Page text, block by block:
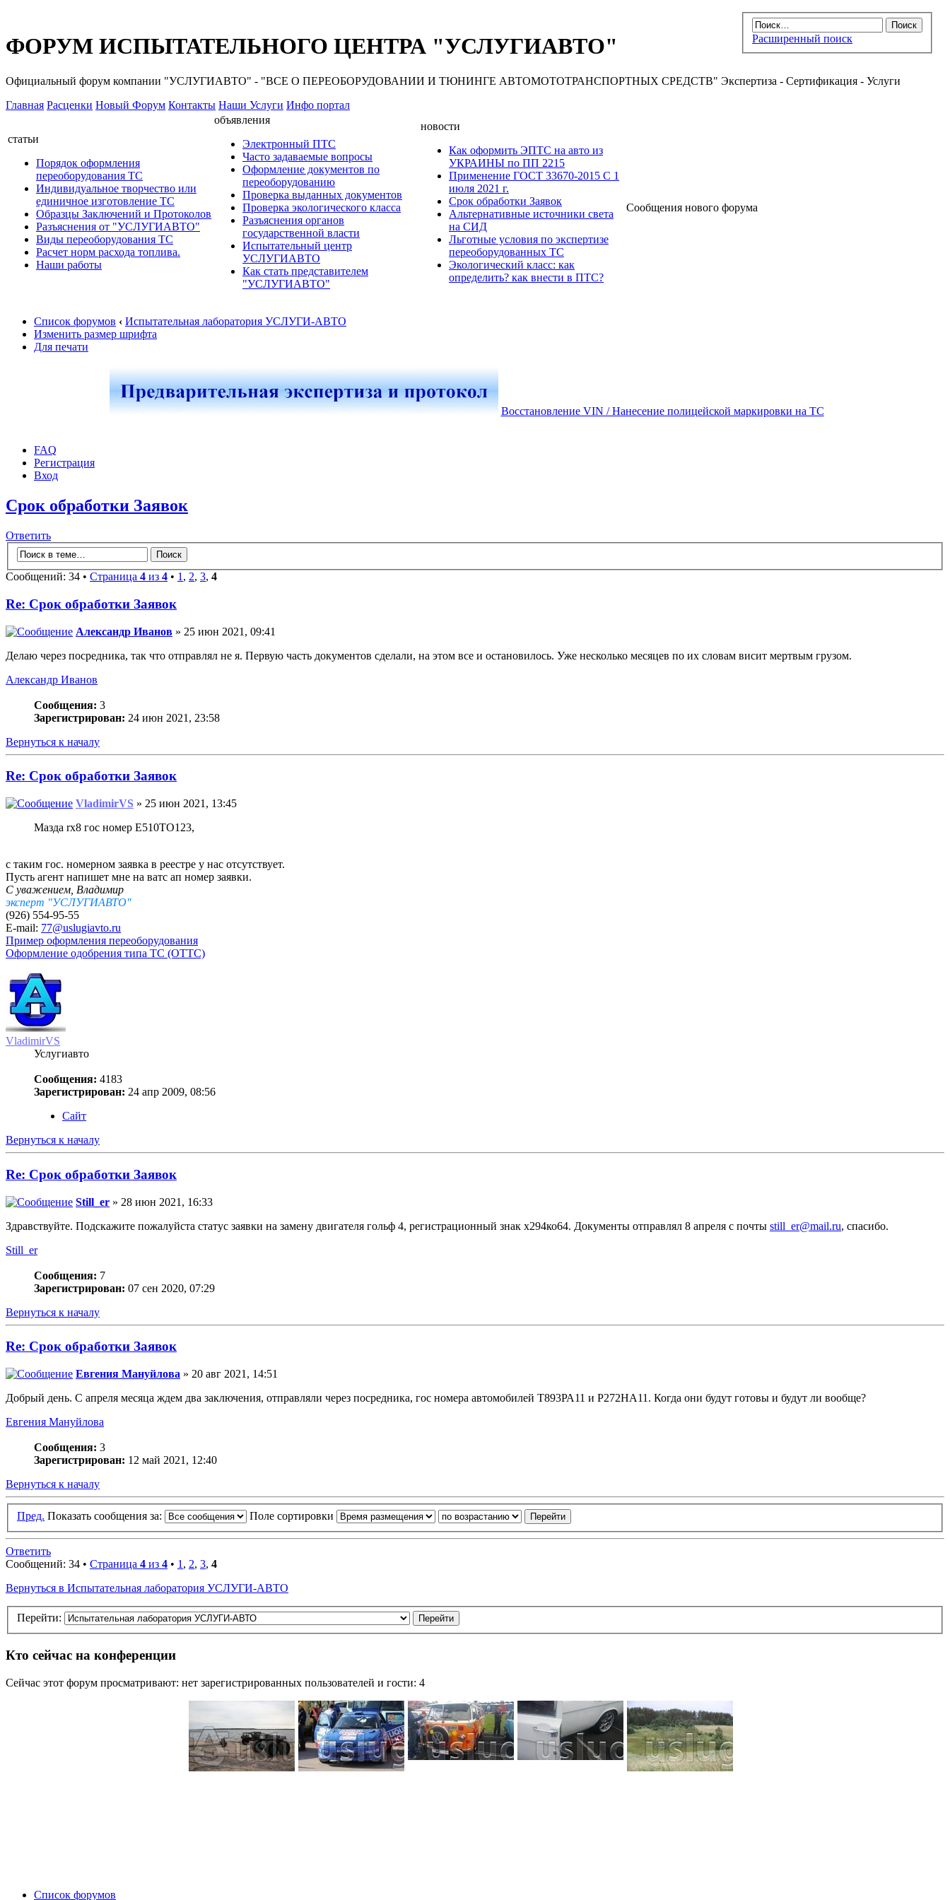
Расширенный поиск
ФОРУМ ИСПЫТАТЕЛЬНОГО ЦЕНТРА "УСЛУГИАВТО"
Официальный форум компании "УСЛУГИАВТО" - "ВСЕ О ПЕРЕОБОРУДОВАНИИ И ТЮНИНГЕ АВТОМОТОТРАНСПОРТНЫХ СРЕДСТВ" Экспертиза - Сертификация - Услуги
Главная Расценки Новый Форум Контакты Наши Услуги Инфо портал
статьи
Порядок оформления
переоборудования ТС
Индивидуальное творчество или
единичное изготовление ТС
Образцы Заключений и Протоколов
Разъяснения от "УСЛУГИАВТО"
Виды переоборудования ТС
Расчет норм расхода топлива.
Наши работы
объявления
Электронный ПТС
Часто задаваемые вопросы
Оформление документов по
переоборудованию
Проверка выданных документов
Проверка экологического класса
Разъяснения органов
государственной власти
Испытательный центр
УСЛУГИАВТО
Как стать представителем
"УСЛУГИАВТО"
новости
Как оформить ЭПТС на авто из
УКРАИНЫ по ПП 2215
Применение ГОСТ 33670-2015 С 1
июля 2021 г.
Срок обработки Заявок
Альтернативные источники света
на СИД
Льготные условия по экспертизе
переоборудованных ТС
Экологический класс: как
определить? как внести в ПТС?
Сообщения нового форума
Список форумов ‹ Испытательная лаборатория УСЛУГИ-АВТО
Изменить размер шрифта
Для печати
Восстановление VIN / Нанесение полицейской маркировки на ТС
FAQ
Регистрация
Вход
Срок обработки Заявок
Ответить
Сообщений: 34 • Страница 4 из 4 • 1 , 2, 3, 4
Re: Срок обработки Заявок
Александр Иванов » 25 июн 2021, 09:41
Делаю через посредника, так что отправлял не я. Первую часть документов сделали, на этом все и остановилось. Уже несколько месяцев по их словам висит мертвым грузом.
Александр Иванов
Сообщения: 3
Зарегистрирован: 24 июн 2021, 23:58
Вернуться к началу
Re: Срок обработки Заявок
VladimirVS » 25 июн 2021, 13:45
Мазда rx8 гос номер E510TO123,
с таким гос. номерном заявка в реестре у нас отсутствует.
Пусть агент напишет мне на ватс ап номер заявки.
С уважением, Владимир
эксперт "УСЛУГИАВТО"
(926) 554-95-55
E-mail: 77@uslugiavto.ru
Пример оформления переоборудования
Оформление одобрения типа ТС (ОТТС)
VladimirVS
Услугиавто
Сообщения: 4183
Зарегистрирован: 24 апр 2009, 08:56
Сайт
Вернуться к началу
Re: Срок обработки Заявок
Still_er » 28 июн 2021, 16:33
Здравствуйте. Подскажите пожалуйста статус заявки на замену двигателя гольф 4, регистрационный знак х294ко64. Документы отправлял 8 апреля с почты still_er@mail.ru, спасибо.
Still_er
Сообщения: 7
Зарегистрирован: 07 сен 2020, 07:29
Вернуться к началу
Re: Срок обработки Заявок
Евгения Мануйлова » 20 авг 2021, 14:51
Добрый день. С апреля месяца ждем два заключения, отправляли через посредника, гос номера автомобилей Т893РА11 и Р272НА11. Когда они будут готовы и будут ли вообще?
Евгения Мануйлова
Сообщения: 3
Зарегистрирован: 12 май 2021, 12:40
Вернуться к началу
Пред. Показать сообщения за: Поле сортировки
Ответить
Сообщений: 34 • Страница 4 из 4 • 1 , 2, 3, 4
Вернуться в Испытательная лаборатория УСЛУГИ-АВТО
Перейти:
Кто сейчас на конференции
Сейчас этот форум просматривают: нет зарегистрированных пользователей и гости: 4
Список форумов